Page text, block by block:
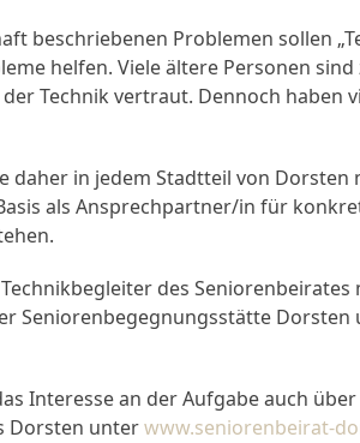
beschriebenen Problemen sollen
helfen. Viele ältere Personen
Technik vertraut. Dennoch haben
in jedem Stadtteil von Dorsten
als Ansprechpartner/in für
des
Seniorenbegegnungsstätte Dorsten
Interesse an der Aufgabe auch
Dorsten unterwww.seniorenbeirat-